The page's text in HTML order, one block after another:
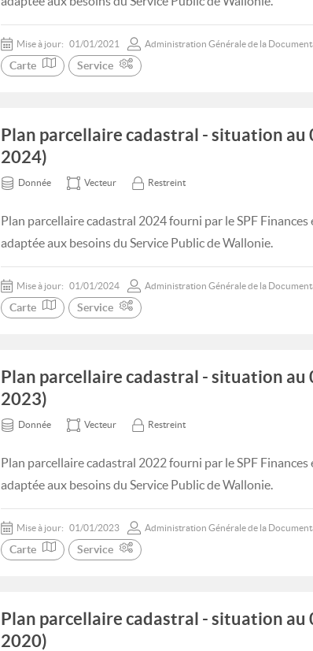
Mise à jour: 01/01/2021 Administration Générale de la
Carte Service
Plan parcellaire cadastral - situation
2024)
Donnée Vecteur Restreint
Plan parcellaire cadastral 2024 fourni par le SPF
adaptée aux besoins du Service Public de Wallonie.
Mise à jour: 01/01/2024 Administration Générale de la
Carte Service
Plan parcellaire cadastral - situation
2023)
Donnée Vecteur Restreint
Plan parcellaire cadastral 2022 fourni par le SPF
adaptée aux besoins du Service Public de Wallonie.
Mise à jour: 01/01/2023 Administration Générale de la
Carte Service
Plan parcellaire cadastral - situation
2020)